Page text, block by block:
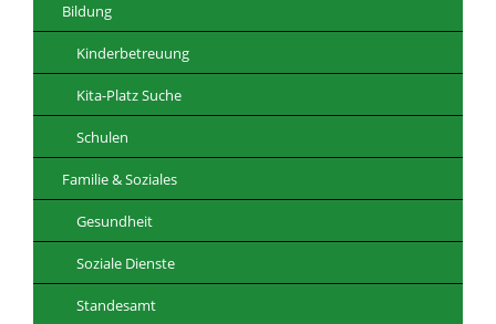
Bildung
Kinderbetreuung
Kita-Platz Suche
Schulen
Familie & Soziales
Gesundheit
Soziale Dienste
Standesamt